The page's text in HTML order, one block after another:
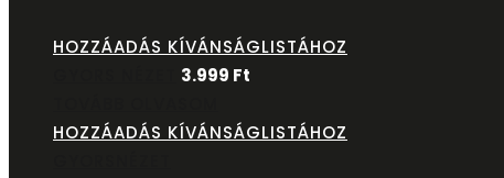
HOZZÁADÁS KÍVÁNSÁGLISTÁHOZ
3.999 Ft
HOZZÁADÁS KÍVÁNSÁGLISTÁHOZ